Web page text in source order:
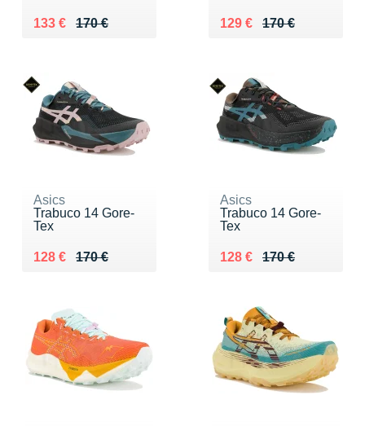
170 €
Au lieu de 170 €
133 €
Vendu 133 € 170 €
Au lieu de 170 €
129 €
Vendu 129 €
Asics
Trabuco 14 Gore-
Tex
170 €
Au lieu de 170 €
128 €
Vendu 128 €
Asics
Trabuco 14 Gore-
Tex
170 €
Au lieu de 170 €
128 €
Vendu 128 €